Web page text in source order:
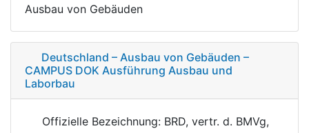
Ausbau von Gebäuden
Deutschland – Ausbau von Gebäuden –
CAMPUS DOK Ausführung Ausbau und
Laborbau
Offizielle Bezeichnung: BRD, vertr. d. BMVg,